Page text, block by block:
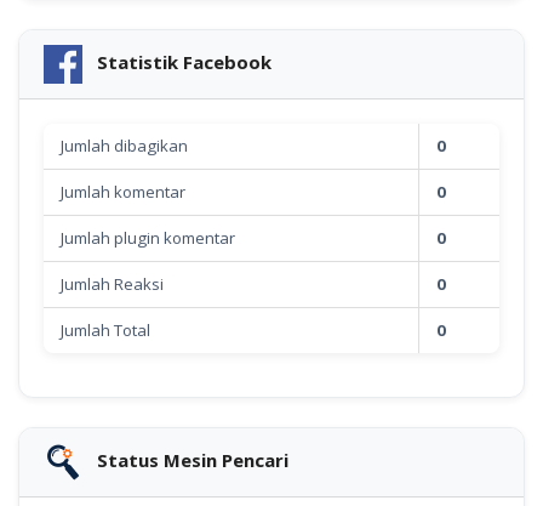
Statistik Facebook
Jumlah dibagikan 0
Jumlah komentar 0
Jumlah plugin komentar 0
Jumlah Reaksi 0
Jumlah Total 0
Status Mesin Pencari